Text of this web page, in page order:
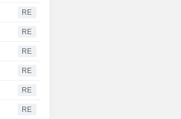
RE
RE
RE
RE
RE
RE